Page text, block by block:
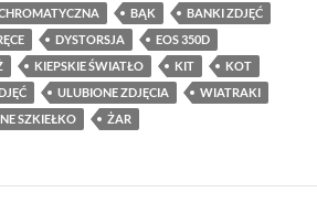
KIEPSKIE ŚWIATŁO KIT
KOT
ULUBIONE ZDJĘCIA
WIATRAKI
SZKIEŁKO ŻAR